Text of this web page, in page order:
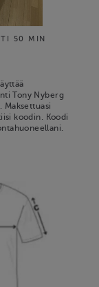
50 MIN
Tony Nyberg
Maksettuasi
koodin. Koodi